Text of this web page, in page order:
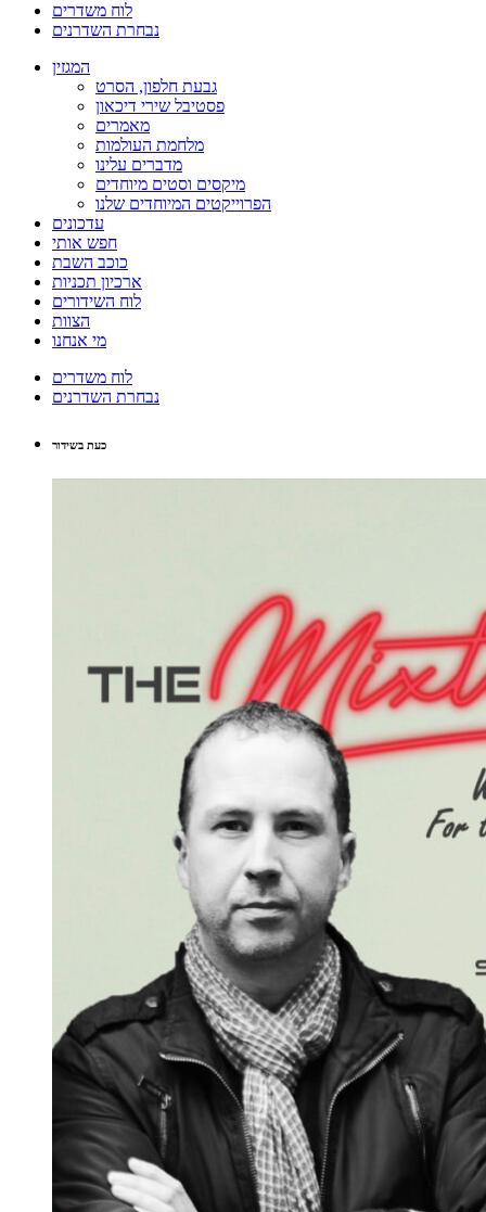
לוח משדרים
נבחרת השדרנים
המגזין
גבעת חלפון, הסרט
פסטיבל שירי דיכאון
מאמרים
מלחמת העולמות
מדברים עלינו
מיקסים וסטים מיוחדים
הפרוייקטים המיוחדים שלנו
עדכונים
חפש אותי
כוכב השבת
ארכיון תכניות
לוח השידורים
הצוות
מי אנחנו
לוח משדרים
נבחרת השדרנים
כעת בשידור